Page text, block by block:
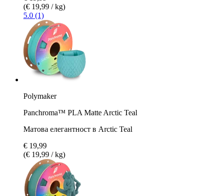
(€ 19,99 / kg)
5.0 (1)
Polymaker
Panchroma™ PLA Matte Arctic Teal
Матова елегантност в Arctic Teal
€ 19,99
(€ 19,99 / kg)